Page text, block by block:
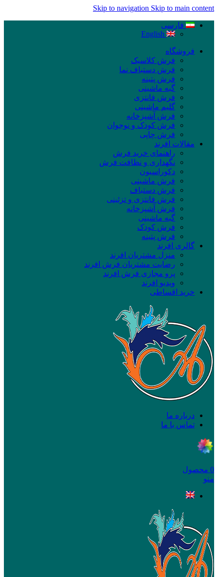
Skip to navigation Skip to main content
فارسی
English
فروشگاه
فرش کلاسیک
فرش دستباف نما
فرش پتینه
گبه ماشینی
فرش فانتزی
گلیم ماشینی
فرش آشپزخانه
فرش کودک و نوجوان
فرش چاپی
مقالات افرند
راهنمای خرید فرش
نگهداری و نظافت فرش
دکوراسیون
فرش ماشینی
فرش دستباف
فرش فانتزی و تزئینی
فرش آشپزخانه
گبه ماشینی
فرش کودک
فرش پتینه
گالری افرند
منزل مشتریان افرند
رضایت مشتریان فرش افرند
پرو مجازی فرش افرند
ویدیو افرند
خرید اقساطی
درباره ما
تماس با ما
0 محصول
منو